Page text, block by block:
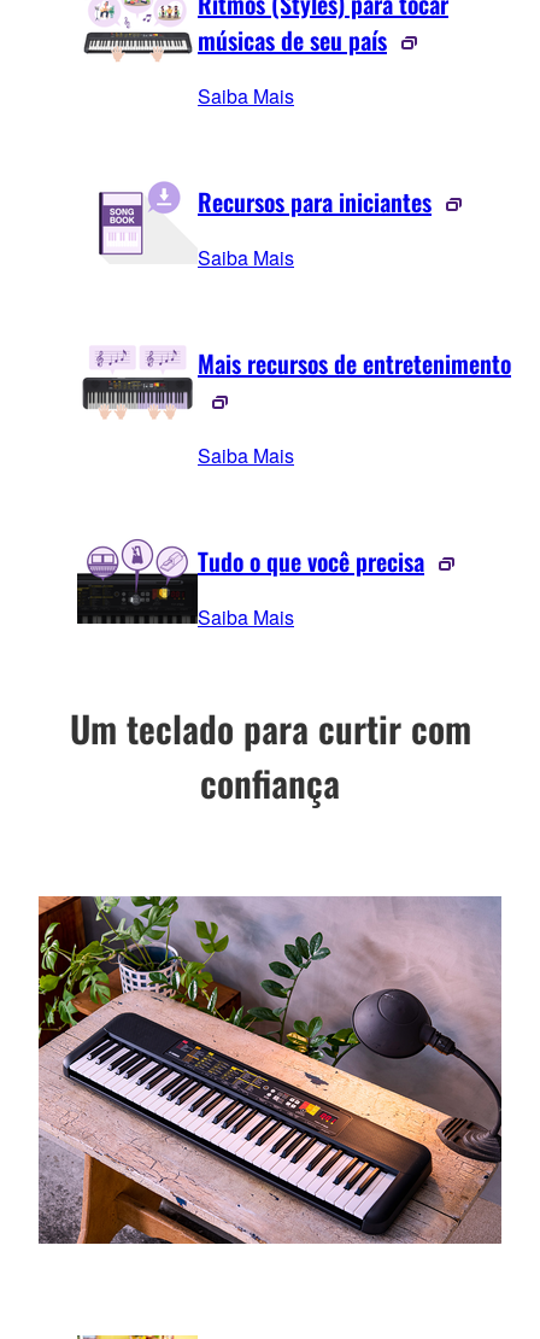
músicas de seu país
Saiba Mais
Recursos para iniciantes
Saiba Mais
Mais recursos de entretenimento
Saiba Mais
Tudo o que você precisa
Saiba Mais
Um teclado para curtir com
confiança